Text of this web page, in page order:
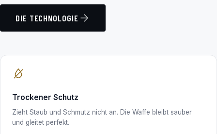
DIE TECHNOLOGIE
Trockener Schutz
Zieht Staub und Schmutz nicht an. Die Waffe bleibt sauber
und gleitet perfekt.